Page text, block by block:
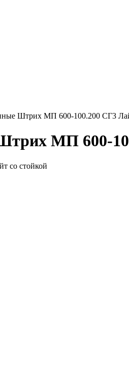
Штрих МП 600-100.200 СГ3
МП 600-